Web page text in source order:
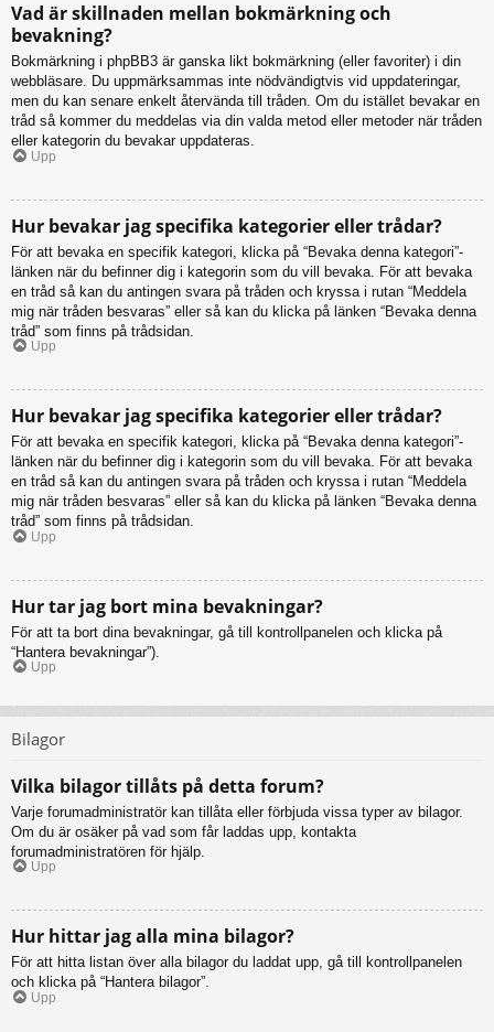
Vad är skillnaden mellan bokmärkning och
bevakning?
Bokmärkning i phpBB3 är ganska likt bokmärkning (eller favoriter) i din
webbläsare. Du uppmärksammas inte nödvändigtvis vid uppdateringar,
men du kan senare enkelt återvända till tråden. Om du istället bevakar en
tråd så kommer du meddelas via din valda metod eller metoder när tråden
eller kategorin du bevakar uppdateras.
Upp
Hur bevakar jag specifika kategorier eller trådar?
För att bevaka en specifik kategori, klicka på “Bevaka denna kategori”-
länken när du befinner dig i kategorin som du vill bevaka. För att bevaka
en tråd så kan du antingen svara på tråden och kryssa i rutan “Meddela
mig när tråden besvaras” eller så kan du klicka på länken “Bevaka denna
tråd” som finns på trådsidan.
Upp
Hur bevakar jag specifika kategorier eller trådar?
För att bevaka en specifik kategori, klicka på “Bevaka denna kategori”-
länken när du befinner dig i kategorin som du vill bevaka. För att bevaka
en tråd så kan du antingen svara på tråden och kryssa i rutan “Meddela
mig när tråden besvaras” eller så kan du klicka på länken “Bevaka denna
tråd” som finns på trådsidan.
Upp
Hur tar jag bort mina bevakningar?
För att ta bort dina bevakningar, gå till kontrollpanelen och klicka på
“Hantera bevakningar”).
Upp
Bilagor
Vilka bilagor tillåts på detta forum?
Varje forumadministratör kan tillåta eller förbjuda vissa typer av bilagor.
Om du är osäker på vad som får laddas upp, kontakta
forumadministratören för hjälp.
Upp
Hur hittar jag alla mina bilagor?
För att hitta listan över alla bilagor du laddat upp, gå till kontrollpanelen
och klicka på “Hantera bilagor”.
Upp